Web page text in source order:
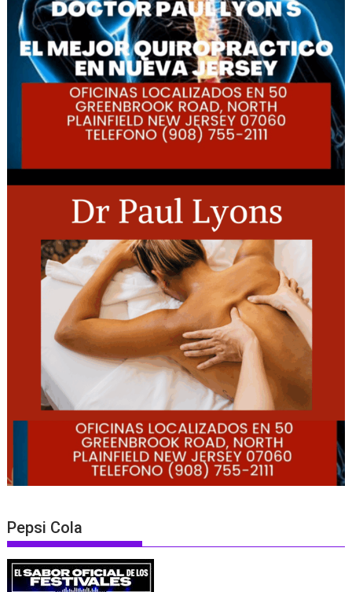
Pepsi Cola